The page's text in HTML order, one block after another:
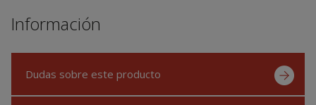
Información
Dudas sobre este producto